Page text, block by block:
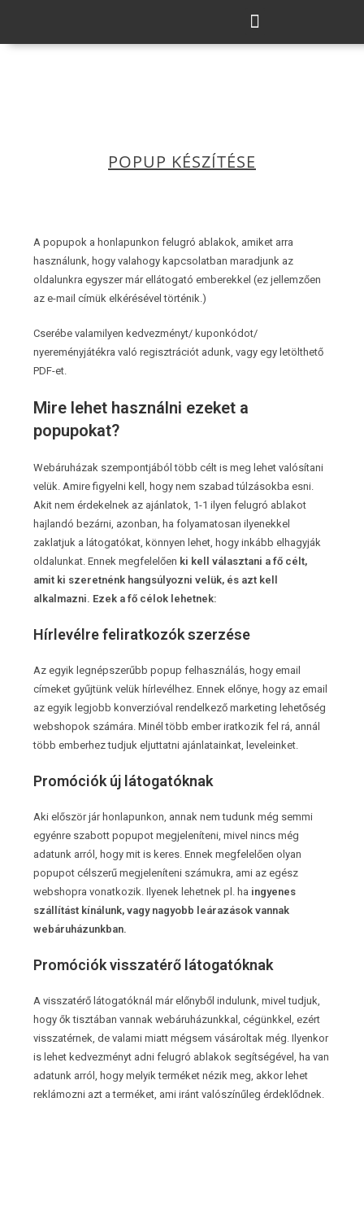
POPUP KÉSZÍTÉSE
A popupok a honlapunkon felugró ablakok, amiket arra
használunk, hogy valahogy kapcsolatban maradjunk az
oldalunkra egyszer már ellátogató emberekkel (ez jellemzően
az e-mail címük elkérésével történik.)
Cserébe valamilyen kedvezményt/ kuponkódot/
nyereményjátékra való regisztrációt adunk, vagy egy letölthető
PDF-et.
Mire lehet használni ezeket a
popupokat?
Webáruházak szempontjából több célt is meg lehet valósítani
velük. Amire figyelni kell, hogy nem szabad túlzásokba esni.
Akit nem érdekelnek az ajánlatok, 1-1 ilyen felugró ablakot
hajlandó bezárni, azonban, ha folyamatosan ilyenekkel
zaklatjuk a látogatókat, könnyen lehet, hogy inkább elhagyják
oldalunkat. Ennek megfelelően ki kell választani a fő célt,
amit ki szeretnénk hangsúlyozni velük, és azt kell
alkalmazni. Ezek a fő célok lehetnek:
Hírlevélre feliratkozók szerzése
Az egyik legnépszerűbb popup felhasználás, hogy email
címeket gyűjtünk velük hírlevélhez. Ennek előnye, hogy az email
az egyik legjobb konverzióval rendelkező marketing lehetőség
webshopok számára. Minél több ember iratkozik fel rá, annál
több emberhez tudjuk eljuttatni ajánlatainkat, leveleinket.
Promóciók új látogatóknak
Aki először jár honlapunkon, annak nem tudunk még semmi
egyénre szabott popupot megjeleníteni, mivel nincs még
adatunk arról, hogy mit is keres. Ennek megfelelően olyan
popupot célszerű megjeleníteni számukra, ami az egész
webshopra vonatkozik. Ilyenek lehetnek pl. ha ingyenes
szállítást kínálunk, vagy nagyobb leárazások vannak
webáruházunkban.
Promóciók visszatérő látogatóknak
A visszatérő látogatóknál már előnyből indulunk, mivel tudjuk,
hogy ők tisztában vannak webáruházunkkal, cégünkkel, ezért
visszatérnek, de valami miatt mégsem vásároltak még. Ilyenkor
is lehet kedvezményt adni felugró ablakok segítségével, ha van
adatunk arról, hogy melyik terméket nézik meg, akkor lehet
reklámozni azt a terméket, ami iránt valószínűleg érdeklődnek.